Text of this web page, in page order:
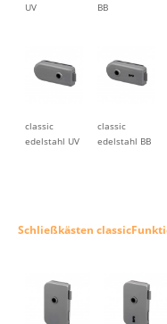
UV
BB
classic
edelstahl UV
classic
edelstahl BB
Schließkästen